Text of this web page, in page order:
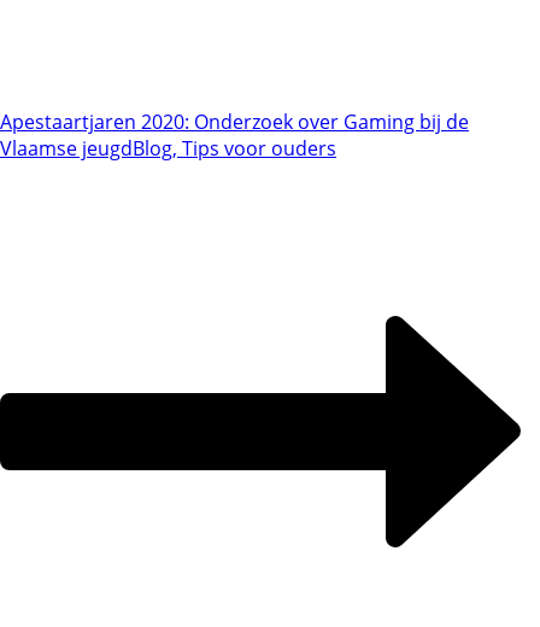
Apestaartjaren 2020: Onderzoek over Gaming bij de
Vlaamse jeugdBlog, Tips voor ouders